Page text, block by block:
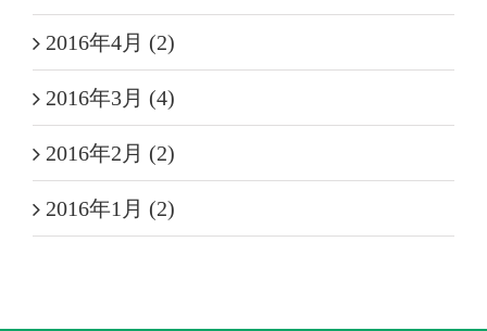
2016年4月 (2)
2016年3月 (4)
2016年2月 (2)
2016年1月 (2)